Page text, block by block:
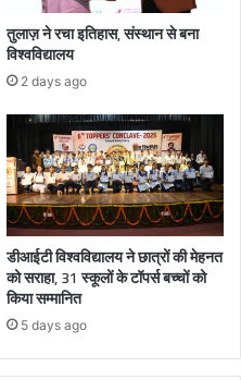
तुलाज़ ने रचा इतिहास, संस्थान से बना
विश्वविद्यालय
2 days ago
डीआईटी विश्वविद्यालय ने छात्रों की मेहनत
को सराहा, 31 स्कूलों के टॉपर्स बच्चों को
किया सम्मानित
5 days ago